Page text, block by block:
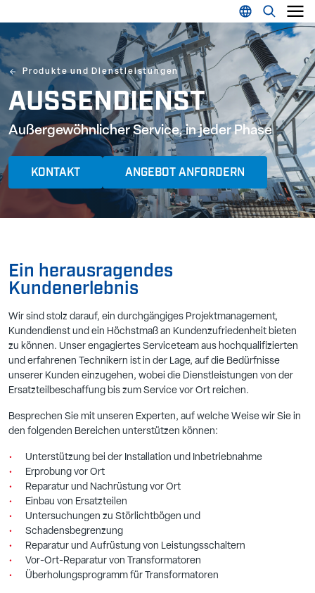
Produkte und Dienstleistungen
AUSSENDIENST
Außergewöhnlicher Service, in jeder Phase
KONTAKT ANGEBOT ANFORDERN
Ein herausragendes
Kundenerlebnis
Wir sind stolz darauf, ein durchgängiges Projektmanagement,
Kundendienst und ein Höchstmaß an Kundenzufriedenheit bieten
zu können. Unser engagiertes Serviceteam aus hochqualifizierten
und erfahrenen Technikern ist in der Lage, auf die Bedürfnisse
unserer Kunden einzugehen, wobei die Dienstleistungen von der
Ersatzteilbeschaffung bis zum Service vor Ort reichen.
Besprechen Sie mit unseren Experten, auf welche Weise wir Sie in
den folgenden Bereichen unterstützen können:
Unterstützung bei der Installation und Inbetriebnahme
Erprobung vor Ort
Reparatur und Nachrüstung vor Ort
Einbau von Ersatzteilen
Untersuchungen zu Störlichtbögen und
Schadensbegrenzung
Reparatur und Aufrüstung von Leistungsschaltern
Vor-Ort-Reparatur von Transformatoren
Überholungsprogramm für Transformatoren